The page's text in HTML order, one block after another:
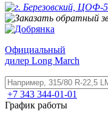
Официальный
дилер Long March
+7 343 344-01-01
График работы